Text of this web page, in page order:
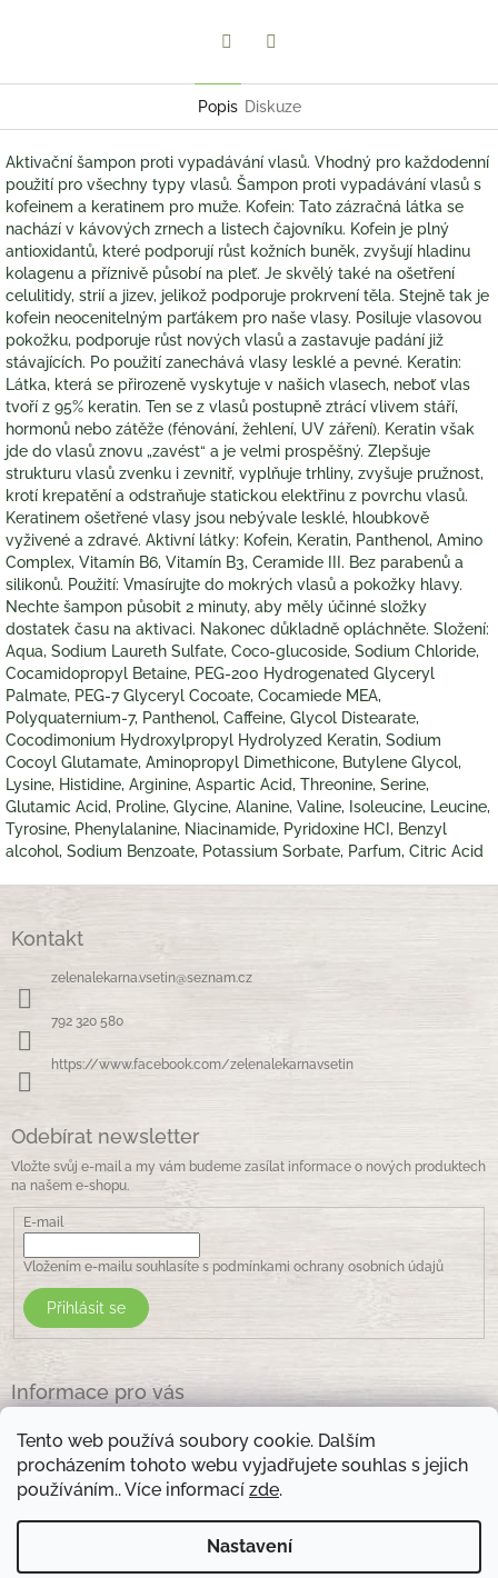
Tento web používá soubory cookie. Dalším
procházením tohoto webu vyjadřujete souhlas s jejich
používáním.. Více informací zde.
Nastavení
Popis Diskuze
Aktivační šampon proti vypadávání vlasů. Vhodný pro každodenní
použití pro všechny typy vlasů. Šampon proti vypadávání vlasů s
kofeinem a keratinem pro muže. Kofein: Tato zázračná látka se
nachází v kávových zrnech a listech čajovníku. Kofein je plný
antioxidantů, které podporují růst kožních buněk, zvyšují hladinu
kolagenu a příznivě působí na pleť. Je skvělý také na ošetření
celulitidy, strií a jizev, jelikož podporuje prokrvení těla. Stejně tak je
kofein neocenitelným parťákem pro naše vlasy. Posiluje vlasovou
pokožku, podporuje růst nových vlasů a zastavuje padání již
stávajících. Po použití zanechává vlasy lesklé a pevné. Keratin:
Látka, která se přirozeně vyskytuje v našich vlasech, neboť vlas
tvoří z 95% keratin. Ten se z vlasů postupně ztrácí vlivem stáří,
hormonů nebo zátěže (fénování, žehlení, UV záření). Keratin však
jde do vlasů znovu „zavést“ a je velmi prospěšný. Zlepšuje
strukturu vlasů zvenku i zevnitř, vyplňuje trhliny, zvyšuje pružnost,
krotí krepatění a odstraňuje statickou elektřinu z povrchu vlasů.
Keratinem ošetřené vlasy jsou nebývale lesklé, hloubkově
vyživené a zdravé. Aktivní látky: Kofein, Keratin, Panthenol, Amino
Complex, Vitamín B6, Vitamín B3, Ceramide III. Bez parabenů a
silikonů. Použití: Vmasírujte do mokrých vlasů a pokožky hlavy.
Nechte šampon působit 2 minuty, aby měly účinné složky
dostatek času na aktivaci. Nakonec důkladně opláchněte. Složení:
Aqua, Sodium Laureth Sulfate, Coco-glucoside, Sodium Chloride,
Cocamidopropyl Betaine, PEG-200 Hydrogenated Glyceryl
Palmate, PEG-7 Glyceryl Cocoate, Cocamiede MEA,
Polyquaternium-7, Panthenol, Caffeine, Glycol Distearate,
Cocodimonium Hydroxylpropyl Hydrolyzed Keratin, Sodium
Cocoyl Glutamate, Aminopropyl Dimethicone, Butylene Glycol,
Lysine, Histidine, Arginine, Aspartic Acid, Threonine, Serine,
Glutamic Acid, Proline, Glycine, Alanine, Valine, Isoleucine, Leucine,
Tyrosine, Phenylalanine, Niacinamide, Pyridoxine HCI, Benzyl
alcohol, Sodium Benzoate, Potassium Sorbate, Parfum, Citric Acid
Kontakt
zelenalekarna.vsetin@seznam.cz
792 320 580
https://www.facebook.com/zelenalekarnavsetin
Odebírat newsletter
Vložte svůj e-mail a my vám budeme zasílat informace o nových produktech
na našem e-shopu.
E-mail
Vložením e-mailu souhlasíte s podmínkami ochrany osobních údajů
Přihlásit se
Informace pro vás
Obchodní podmínky
Podmínky ochrany osobních údajů
Kontakty
Otevírací doba prodejny: pondělí - pátek - 8.30 -17.00 , sobota 9.00-11 .00